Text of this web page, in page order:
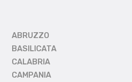
ABRUZZO
BASILICATA
CALABRIA
CAMPANIA